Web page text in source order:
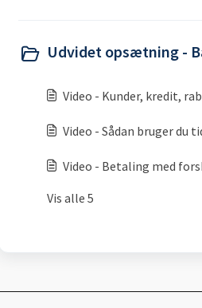
Udvidet opsætning -
Video - Kunder, kredit,
Video - Sådan bruger du
Video - Betaling med
Vis alle 5